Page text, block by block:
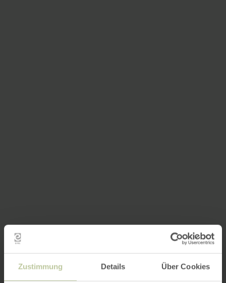
Zustimmung Details Über Cookies